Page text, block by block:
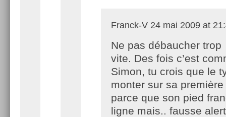
Franck-V 24 mai 2009 at
Ne pas débaucher trop
vite. Des fois c’est
Simon, tu crois que le
monter sur sa
parce que son pied
ligne mais.. fausse